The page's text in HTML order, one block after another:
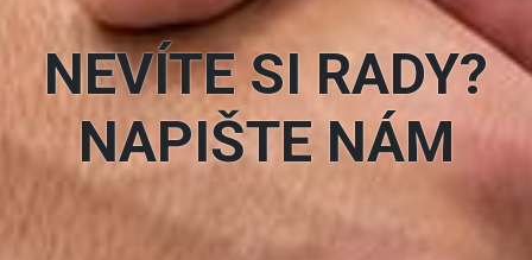
NEVÍTE SI RADY?
NAPIŠTE NÁM